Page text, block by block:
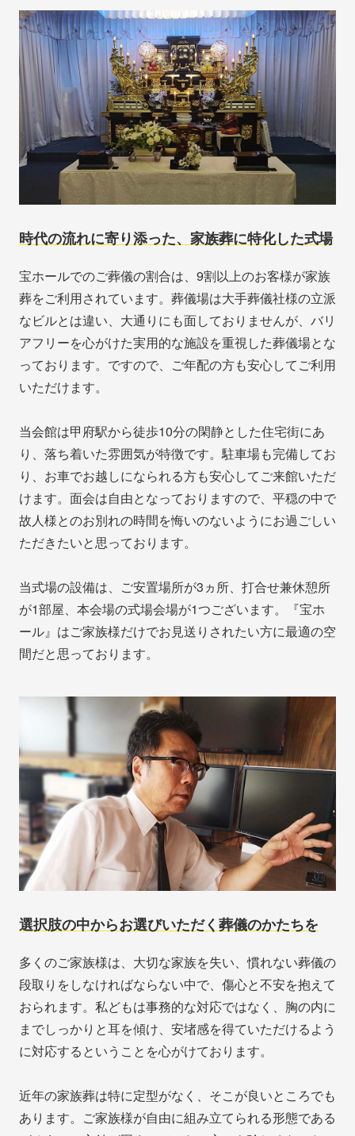
時代の流れに寄り添った、家族葬に特化した式場
宝ホールでのご葬儀の割合は、9割以上のお客様が家族
葬をご利用されています。葬儀場は大手葬儀社様の立派
なビルとは違い、大通りにも面しておりませんが、バリ
アフリーを心がけた実用的な施設を重視した葬儀場とな
っております。ですので、ご年配の方も安心してご利用
いただけます。
当会館は甲府駅から徒歩10分の閑静とした住宅街にあ
り、落ち着いた雰囲気が特徴です。駐車場も完備してお
り、お車でお越しになられる方も安心してご来館いただ
けます。面会は自由となっておりますので、平穏の中で
故人様とのお別れの時間を悔いのないようにお過ごしい
ただきたいと思っております。
当式場の設備は、ご安置場所が3ヵ所、打合せ兼休憩所
が1部屋、本会場の式場会場が1つございます。『宝ホ
ール』はご家族様だけでお見送りされたい方に最適の空
間だと思っております。
選択肢の中からお選びいただく葬儀のかたちを
多くのご家族様は、大切な家族を失い、慣れない葬儀の
段取りをしなければならない中で、傷心と不安を抱えて
おられます。私どもは事務的な対応ではなく、胸の内に
までしっかりと耳を傾け、安堵感を得ていただけるよう
に対応するということを心がけております。
近年の家族葬は特に定型がなく、そこが良いところでも
あります。ご家族様が自由に組み立てられる形態である